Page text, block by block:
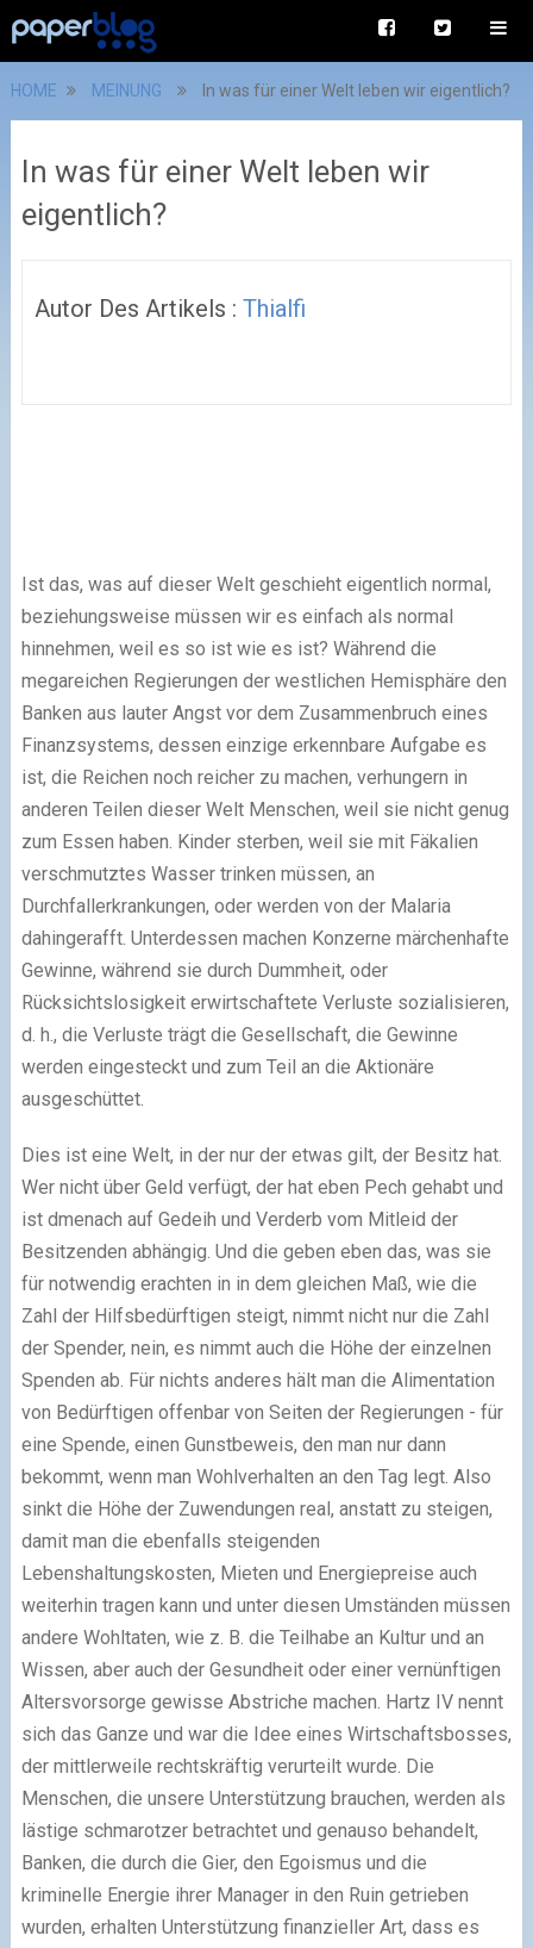
HOME MEINUNG In was für einer Welt leben wir eigentlich?
In was für einer Welt leben wir
eigentlich?
Autor Des Artikels : Thialfi
Ist das, was auf dieser Welt geschieht eigentlich normal,
beziehungsweise müssen wir es einfach als normal
hinnehmen, weil es so ist wie es ist? Während die
megareichen Regierungen der westlichen Hemisphäre den
Banken aus lauter Angst vor dem Zusammenbruch eines
Finanzsystems, dessen einzige erkennbare Aufgabe es
ist, die Reichen noch reicher zu machen, verhungern in
anderen Teilen dieser Welt Menschen, weil sie nicht genug
zum Essen haben. Kinder sterben, weil sie mit Fäkalien
verschmutztes Wasser trinken müssen, an
Durchfallerkrankungen, oder werden von der Malaria
dahingerafft. Unterdessen machen Konzerne märchenhafte
Gewinne, während sie durch Dummheit, oder
Rücksichtslosigkeit erwirtschaftete Verluste sozialisieren,
d. h., die Verluste trägt die Gesellschaft, die Gewinne
werden eingesteckt und zum Teil an die Aktionäre
ausgeschüttet.
Dies ist eine Welt, in der nur der etwas gilt, der Besitz hat.
Wer nicht über Geld verfügt, der hat eben Pech gehabt und
ist dmenach auf Gedeih und Verderb vom Mitleid der
Besitzenden abhängig. Und die geben eben das, was sie
für notwendig erachten in in dem gleichen Maß, wie die
Zahl der Hilfsbedürftigen steigt, nimmt nicht nur die Zahl
der Spender, nein, es nimmt auch die Höhe der einzelnen
Spenden ab. Für nichts anderes hält man die Alimentation
von Bedürftigen offenbar von Seiten der Regierungen - für
eine Spende, einen Gunstbeweis, den man nur dann
bekommt, wenn man Wohlverhalten an den Tag legt. Also
sinkt die Höhe der Zuwendungen real, anstatt zu steigen,
damit man die ebenfalls steigenden
Lebenshaltungskosten, Mieten und Energiepreise auch
weiterhin tragen kann und unter diesen Umständen müssen
andere Wohltaten, wie z. B. die Teilhabe an Kultur und an
Wissen, aber auch der Gesundheit oder einer vernünftigen
Altersvorsorge gewisse Abstriche machen. Hartz IV nennt
sich das Ganze und war die Idee eines Wirtschaftsbosses,
der mittlerweile rechtskräftig verurteilt wurde. Die
Menschen, die unsere Unterstützung brauchen, werden als
lästige schmarotzer betrachtet und genauso behandelt,
Banken, die durch die Gier, den Egoismus und die
kriminelle Energie ihrer Manager in den Ruin getrieben
wurden, erhalten Unterstützung finanzieller Art, dass es